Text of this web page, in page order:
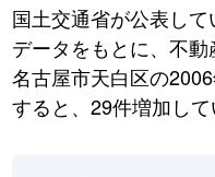
国土交通省が公表し
データをもとに、不動
名古屋市天白区の
すると、29件増加して